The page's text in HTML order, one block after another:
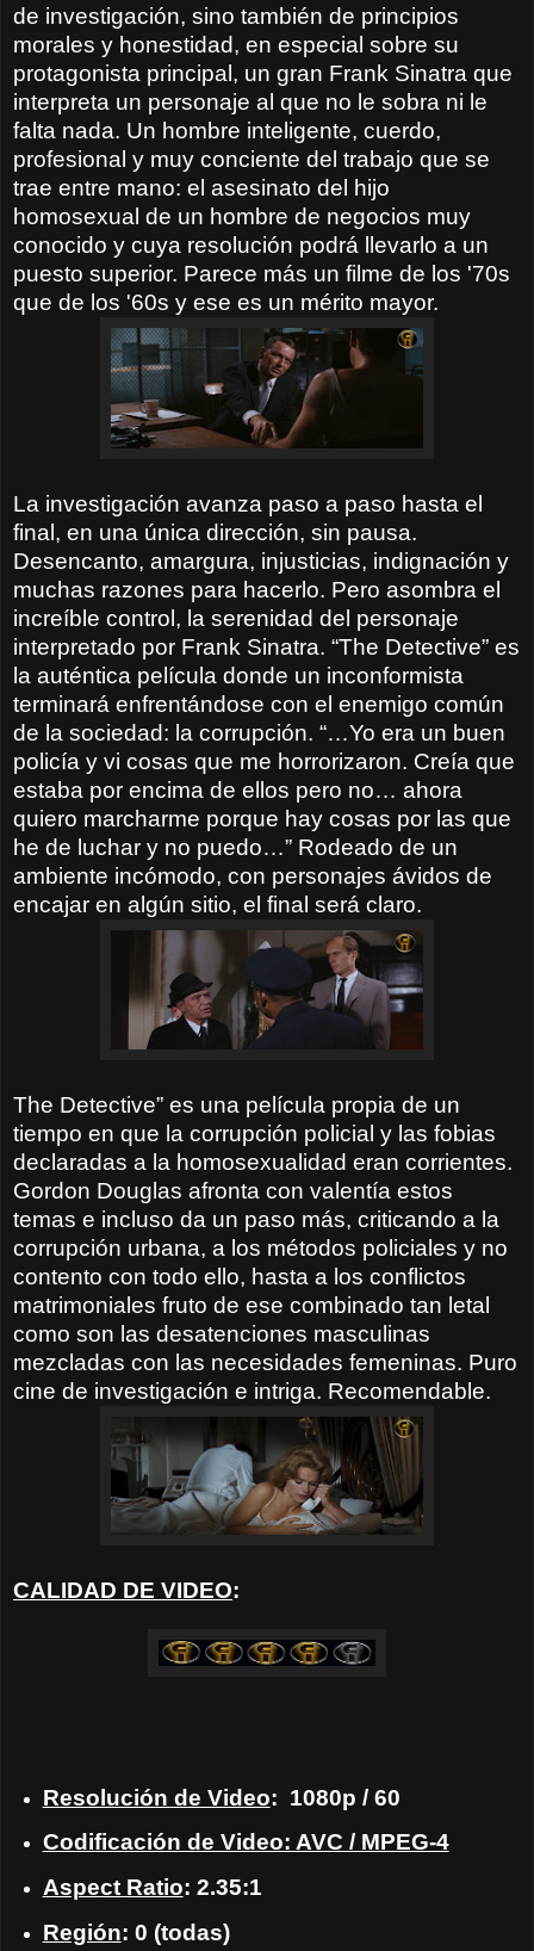
de investigación, sino también de principios
morales y honestidad, en especial sobre su
protagonista principal, un gran Frank Sinatra que
interpreta un personaje al que no le sobra ni le
falta nada. Un hombre inteligente, cuerdo,
profesional y muy conciente del trabajo que se
trae entre mano: el asesinato del hijo
homosexual de un hombre de negocios muy
conocido y cuya resolución podrá llevarlo a un
puesto superior. Parece más un filme de los '70s
que de los '60s y ese es un mérito mayor.
La investigación avanza paso a paso hasta el
final, en una única dirección, sin pausa.
Desencanto, amargura, injusticias, indignación y
muchas razones para hacerlo. Pero asombra el
increíble control, la serenidad del personaje
interpretado por Frank Sinatra. “The Detective” es
la auténtica película donde un inconformista
terminará enfrentándose con el enemigo común
de la sociedad: la corrupción. “…Yo era un buen
policía y vi cosas que me horrorizaron. Creía que
estaba por encima de ellos pero no… ahora
quiero marcharme porque hay cosas por las que
he de luchar y no puedo…” Rodeado de un
ambiente incómodo, con personajes ávidos de
encajar en algún sitio, el final será claro.
The Detective” es una película propia de un
tiempo en que la corrupción policial y las fobias
declaradas a la homosexualidad eran corrientes.
Gordon Douglas afronta con valentía estos
temas e incluso da un paso más, criticando a la
corrupción urbana, a los métodos policiales y no
contento con todo ello, hasta a los conflictos
matrimoniales fruto de ese combinado tan letal
como son las desatenciones masculinas
mezcladas con las necesidades femeninas. Puro
cine de investigación e intriga. Recomendable.
CALIDAD DE VIDEO:
Resolución de Video: 1080p / 60
Codificación de Video: AVC / MPEG-4
Aspect Ratio: 2.35:1
Región: 0 (todas)